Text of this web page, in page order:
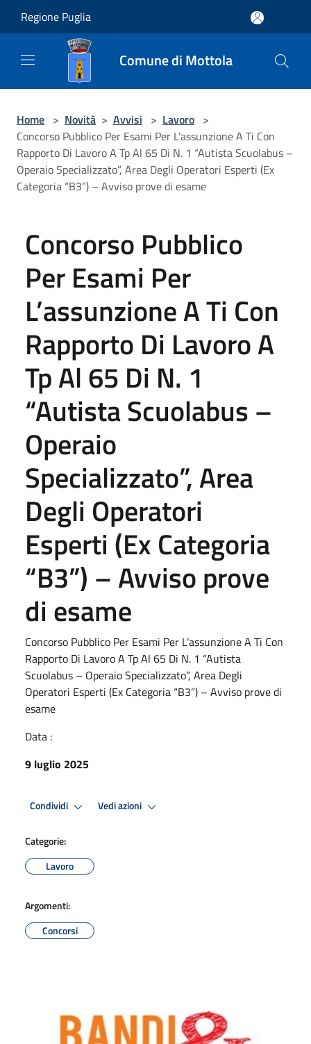
Regione Puglia
Comune di Mottola
Home > Novità > Avvisi > Lavoro >
Concorso Pubblico Per Esami Per L’assunzione A Ti Con
Rapporto Di Lavoro A Tp Al 65 Di N. 1 “Autista Scuolabus –
Operaio Specializzato”, Area Degli Operatori Esperti (Ex
Categoria “B3”) – Avviso prove di esame
Concorso Pubblico
Per Esami Per
L’assunzione A Ti Con
Rapporto Di Lavoro A
Tp Al 65 Di N. 1
“Autista Scuolabus –
Operaio
Specializzato”, Area
Degli Operatori
Esperti (Ex Categoria
“B3”) – Avviso prove
di esame
Concorso Pubblico Per Esami Per L’assunzione A Ti Con
Rapporto Di Lavoro A Tp Al 65 Di N. 1 “Autista
Scuolabus – Operaio Specializzato”, Area Degli
Operatori Esperti (Ex Categoria “B3”) – Avviso prove di
esame
Data :
9 luglio 2025
Condividi Vedi azioni
Categorie:
Lavoro
Argomenti:
Concorsi